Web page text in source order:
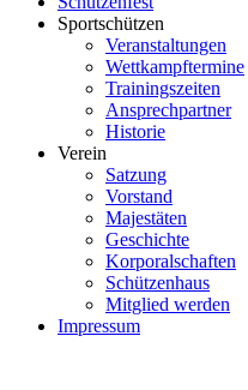
Sportschützen
Veranstaltungen
Wettkampftermine
Trainingszeiten
Ansprechpartner
Historie
Verein
Satzung
Vorstand
Majestäten
Geschichte
Korporalschaften
Schützenhaus
Mitglied werden
Impressum